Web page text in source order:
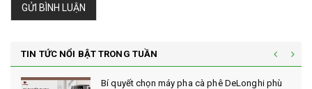
GỬI BÌNH LUẬN
TIN TỨC NỔI BẬT TRONG TUẦN
Bí quyết chọn máy pha cà phê DeLonghi phù